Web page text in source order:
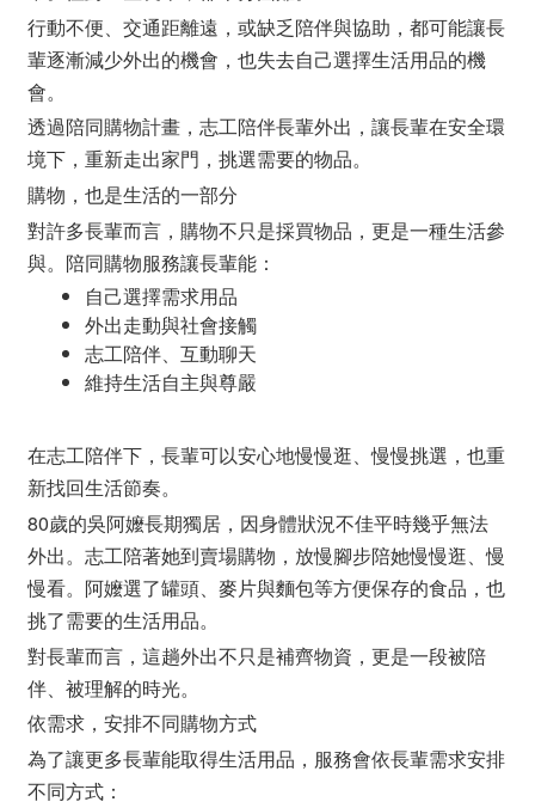
行動不便、交通距離遠，或缺乏陪伴與協助，都可能讓長
輩逐漸減少外出的機會，也失去自己選擇生活用品的機
會。
透過陪同購物計畫，志工陪伴長輩外出，讓長輩在安全環
境下，重新走出家門，挑選需要的物品。
購物，也是生活的一部分
對許多長輩而言，購物不只是採買物品，更是一種生活參
與。陪同購物服務讓長輩能：
自己選擇需求用品
外出走動與社會接觸
志工陪伴、互動聊天
維持生活自主與尊嚴
在志工陪伴下，長輩可以安心地慢慢逛、慢慢挑選，也重
新找回生活節奏。
80歲的吳阿嬤長期獨居，因身體狀況不佳平時幾乎無法
外出。志工陪著她到賣場購物，放慢腳步陪她慢慢逛、慢
慢看。阿嬤選了罐頭、麥片與麵包等方便保存的食品，也
挑了需要的生活用品。
對長輩而言，這趟外出不只是補齊物資，更是一段被陪
伴、被理解的時光。
依需求，安排不同購物方式
為了讓更多長輩能取得生活用品，服務會依長輩需求安排
不同方式：